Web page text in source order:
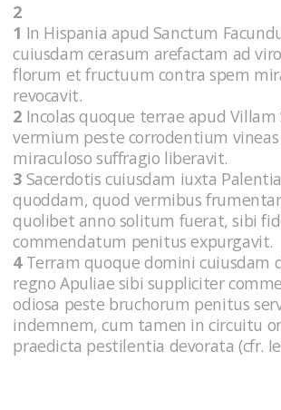
2
1 In Hispania apud Sanctum
cuiusdam cerasum arefactam ad
florum et fructuum contra spem
revocavit.
2 Incolas quoque terrae apud Villam
vermium peste corrodentium
miraculoso suffragio liberavit.
3 Sacerdotis cuiusdam iuxta
quoddam, quod vermibus
quolibet anno solitum fuerat, sibi
commendatum penitus expurgavit.
4Terram quoque domini cuiusdam
regno Apuliae sibi suppliciter
odiosa peste bruchorum penitus
indemnem, cum tamen in circuitu
praedicta pestilentia devorata (cfr.